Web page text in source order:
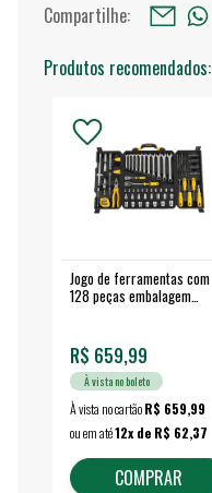
Compartilhe:
Produtos recomendados:
Jogo de ferramentas com
128 peças embalagem
R$ 659,99
À vista no boleto
À vista no cartãoR$ 659,99
ou em até12x de R$ 62,37
COMPRAR